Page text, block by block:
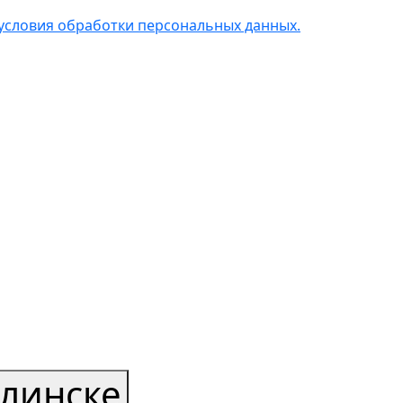
обработки персональных данных.